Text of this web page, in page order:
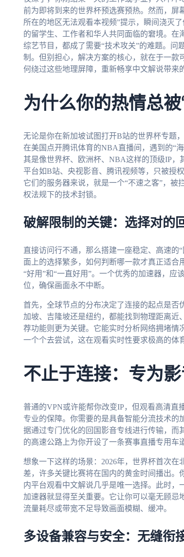
前为即将到来的世界杯预选赛预热。然而，屏
所在的地区无法观看本视频”提示，瞬间浇灭
的留学生、工作者和华人共同面临的窘境。
综艺节目，都成了需要“技术攻关”的难题。
制。但别担心，解决方案的核心，就在于一款
何绕过这些地理屏障，重新畅享中文解说带来
为什么你的热情总被
无论是你在新加坡试图打开B站的世界杯专题
在美国点开腾讯体育的NBA直播间，遇到的“
其是像世界杯、欧洲杯、NBA这样的顶级IP
平台如B站、央视影音、腾讯视频等，只被授
它们的服务器来说，就是一个“不速之客”，
权法规下的技术封锁。
破解限制的关键：选择对的
直接访问行不通，那么搭建一座稳定、高速的
面上的选择繁多，如何判断哪一款才真正适合
“好用”和“一直好用”。一个优秀的加速器，
位，确保画面永不中断。
首先，全球节点的分布决定了连接的起点是
加坡、吉隆坡还是纽约，都能找到物理距离
荐功能则更为关键。它能实时分析网络拥堵情
一个个去尝试，这在观看实时性要求极高的体
不止于连接：专为
普通的VPN或许能帮你改变IP，但观看高清直
专业的保障。你需要的是具备智能分流技术
据通过专门优化的回国影音专线进行传输，
的高速公路上为你开设了一条赛事直播专用车
想象一下这样的场景：2026年，世界杯首次
差，许多关键比赛将在国内的黄金时间播出。
内平台观看中文解说几乎是唯一选择。此时，
加速器就显得至关重要。它让你可以毫无顾
流量耗尽或带宽不足导致画面模糊、缓冲。
多设备兼容与安全：无缝衔